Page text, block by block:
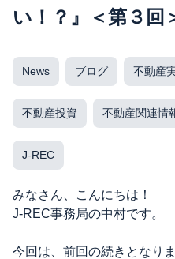
い！？』＜第３回
News ブログ 不動産
不動産投資 不動産関連情
J-REC
みなさん、こんにちは！
J-REC事務局の中村です。
今回は、前回の続きとなりま